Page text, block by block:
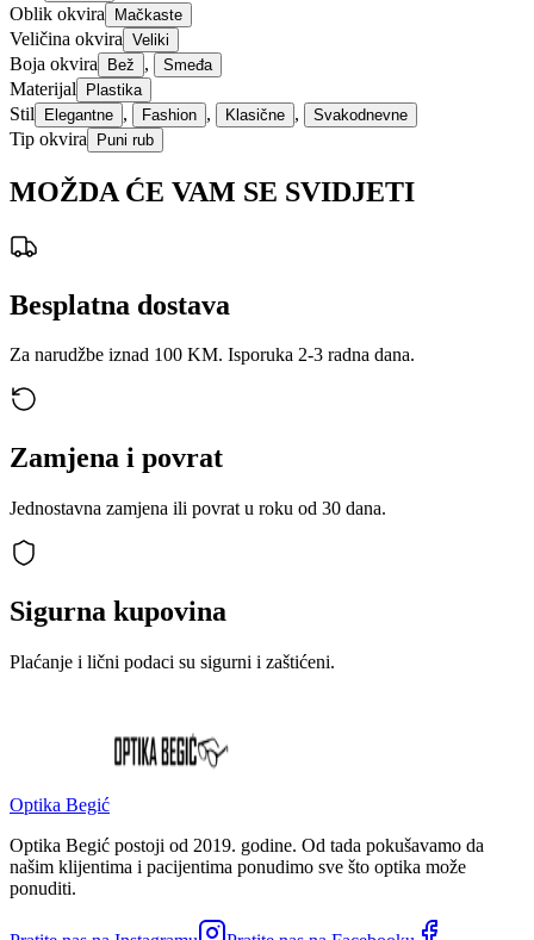
Oblik okvira Mačkaste
Veličina okvira Veliki
Boja okvira Bež , Smeđa
Materijal Plastika
Stil Elegantne , Fashion , Klasične , Svakodnevne
Tip okvira Puni rub
MOŽDA ĆE VAM SE SVIDJETI
Besplatna dostava
Za narudžbe iznad 100 KM. Isporuka 2-3 radna dana.
Zamjena i povrat
Jednostavna zamjena ili povrat u roku od 30 dana.
Sigurna kupovina
Plaćanje i lični podaci su sigurni i zaštićeni.
Optika Begić
Optika Begić postoji od 2019. godine. Od tada pokušavamo da
našim klijentima i pacijentima ponudimo sve što optika može
ponuditi.